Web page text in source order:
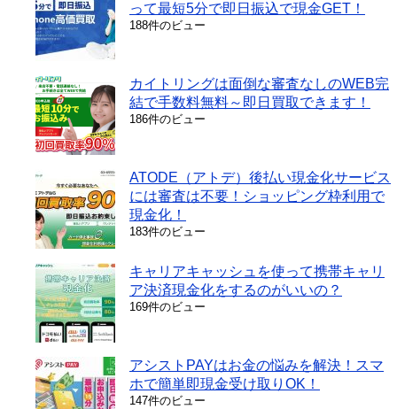
って最短5分で即日振込で現金GET！
188件のビュー
カイトリングは面倒な審査なしのWEB完
結で手数料無料～即日買取できます！
186件のビュー
ATODE（アトデ）後払い現金化サービス
には審査は不要！ショッピング枠利用で
現金化！
183件のビュー
キャリアキャッシュを使って携帯キャリ
ア決済現金化をするのがいいの？
169件のビュー
アシストPAYはお金の悩みを解決！スマ
ホで簡単即現金受け取りOK！
147件のビュー